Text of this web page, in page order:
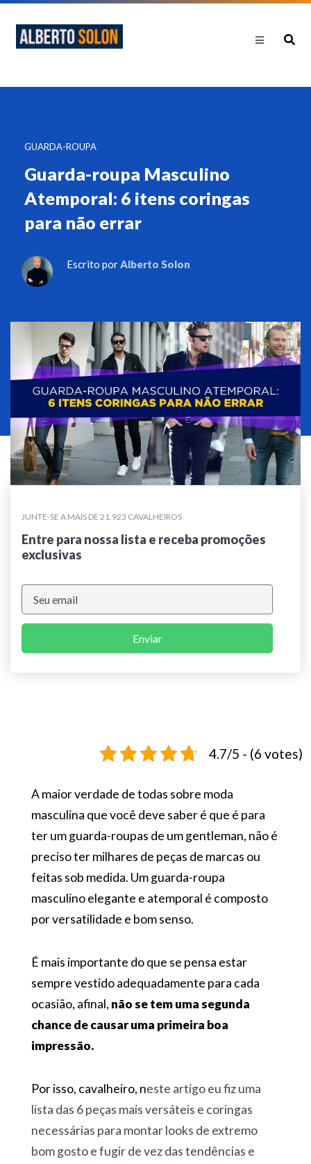
GUARDA-ROUPA
Guarda-roupa Masculino
Atemporal: 6 itens coringas
para não errar
Escrito porAlberto Solon
JUNTE-SE A MAIS DE 21.923 CAVALHEIROS
Entre para nossa lista e receba promoções
exclusivas
Enviar
4.7/5 - (6 votes)
A maior verdade de todas sobre moda
masculina que você deve saber é que é para
ter um guarda-roupas de um gentleman, não é
preciso ter milhares de peças de marcas ou
feitas sob medida. Um guarda-roupa
masculino elegante e atemporal é composto
por versatilidade e bom senso.
É mais importante do que se pensa estar
sempre vestido adequadamente para cada
ocasião, afinal, não se tem uma segunda
chance de causar uma primeira boa
impressão.
Por isso, cavalheiro, neste artigo eu fiz uma
lista das 6 peças mais versáteis e coringas
necessárias para montar looks de extremo
bom gosto e fugir de vez das tendências e